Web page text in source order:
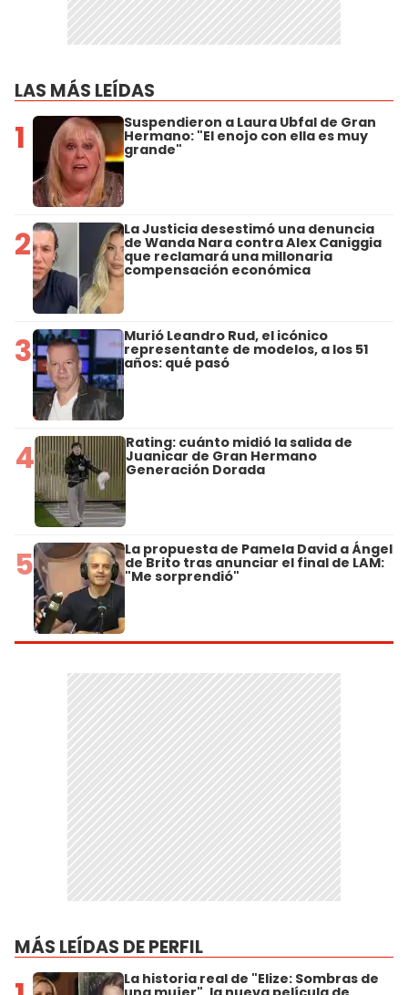
LAS MÁS LEÍDAS
1 Suspendieron a Laura Ubfal de Gran
Hermano: "El enojo con ella es muy
grande"
2 La Justicia desestimó una denuncia
de Wanda Nara contra Alex Caniggia
que reclamará una millonaria
compensación económica
3 Murió Leandro Rud, el icónico
representante de modelos, a los 51
años: qué pasó
4 Rating: cuánto midió la salida de
Juanicar de Gran Hermano
Generación Dorada
5 La propuesta de Pamela David a Ángel
de Brito tras anunciar el final de LAM:
"Me sorprendió"
MÁS LEÍDAS DE PERFIL
La historia real de "Elize: Sombras de